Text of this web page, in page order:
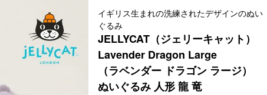
イギリス生まれの洗練されたデザインのぬい
ぐるみ
JELLYCAT（ジェリーキャット）
Lavender Dragon Large
（ラベンダー ドラゴン ラージ）
ぬいぐるみ 人形 龍 竜